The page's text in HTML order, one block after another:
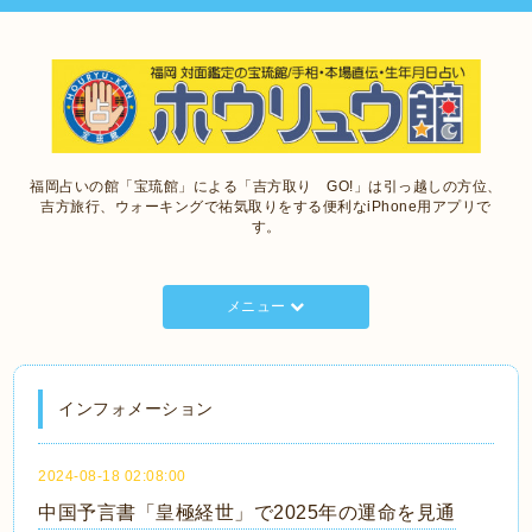
福岡占いの館「宝琉館」による「吉方取り GO!」は引っ越しの方位、
吉方旅行、ウォーキングで祐気取りをする便利なiPhone用アプリで
す。
メニュー
インフォメーション
2024-08-18 02:08:00
中国予言書「皇極経世」で2025年の運命を見通